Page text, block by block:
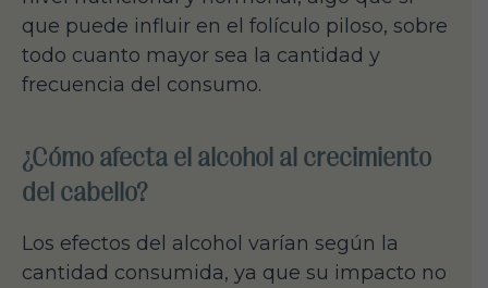
que puede influir en el folículo piloso, sobre
todo cuanto mayor sea la cantidad y
frecuencia del consumo.
¿Cómo afecta el alcohol al crecimiento
del cabello?
Los efectos del alcohol varían según la
cantidad consumida, ya que su impacto no